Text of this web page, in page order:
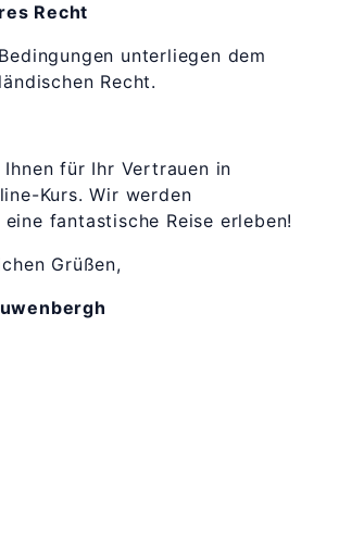
Recht
unterliegen dem
Recht.
Ihnen für Ihr Vertrauen in
Kurs. Wir werden
eine fantastische Reise erleben!
Grüßen,